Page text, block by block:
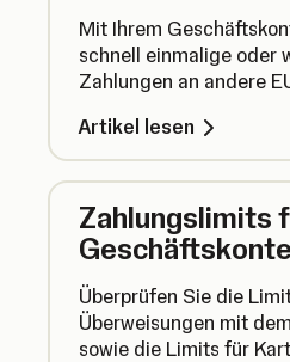
Mit Ihrem
schnell einmalige oder
Zahlungen an andere
zu verwalten.
Artikel lesen
Zahlungslimits
Überprüfen Sie die
Überweisungen mit
sowie die Limits für